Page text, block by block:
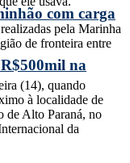
com carga
na
pela Marinha
de fronteira entre
(14), quando
à localidade de
de Alto Paraná, no
da